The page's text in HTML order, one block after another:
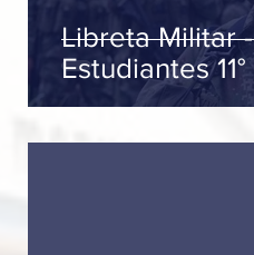
Libreta Militar -
Estudiantes 11°